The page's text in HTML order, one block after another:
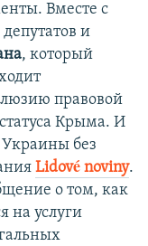
Вместе с
и
, который
правовой
Крыма. И
Украины без
Lidové noviny.
о том, как
на услуги